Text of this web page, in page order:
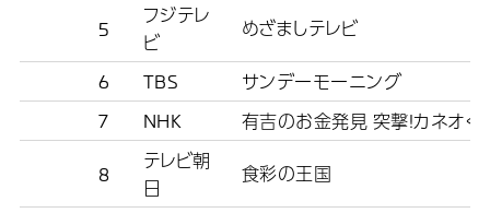
5
フジテレ
ビ
めざましテレビ
6 TBS
サンデーモーニング
7
NHK 有吉のお金発見 突撃!カネオく
8
テレビ朝
日
食彩の王国